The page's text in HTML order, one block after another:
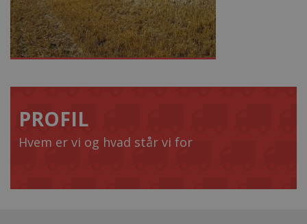
PROFIL
Hvem er vi og hvad står vi for